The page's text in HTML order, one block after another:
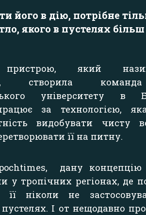
його в дію, потрібне
якого в пустелях
пристрою, який
створила
університету в
за технологією,
видобувати чисту
її на питну.
дану концепцію
у тропічних регіонах, де
її ніколи не
І от нещодавно